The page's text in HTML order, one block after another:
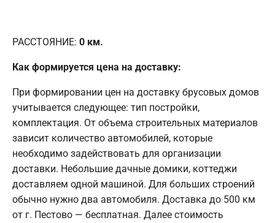
РАССТОЯНИЕ: 0 км.
Как формируется цена на доставку:
При формировании цен на доставку брусовых домов
учитывается следующее: тип постройки,
комплектация. От объема строительных материалов
зависит количество автомобилей, которые
необходимо задействовать для организации
доставки. Небольшие дачные домики, коттеджи
доставляем одной машиной. Для больших строений
обычно нужно два автомобиля. Доставка до 500 км
от г. Пестово — бесплатная. Далее стоимость